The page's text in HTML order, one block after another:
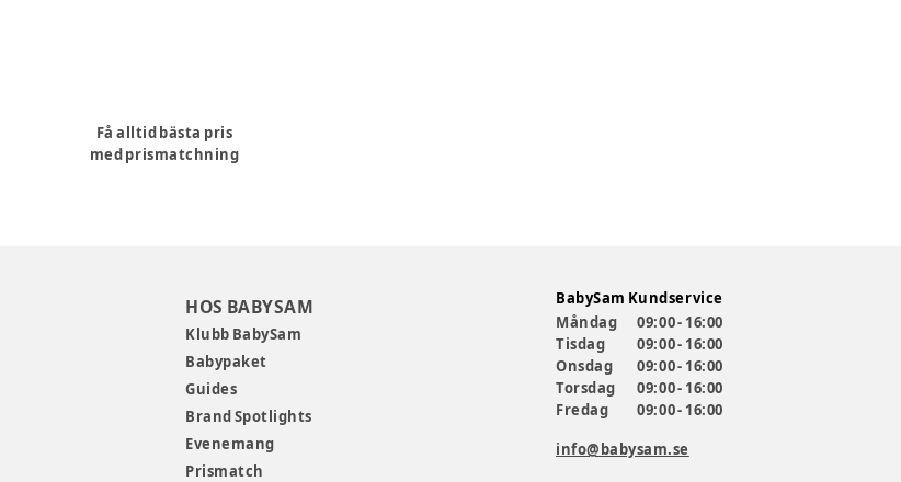
Få alltid bästa pris
med prismatchning
HOS BABYSAM
Klubb BabySam
Babypaket
Guides
Brand Spotlights
Evenemang
Prismatch
BabySam Kundservice
Måndag
09:00 - 16:00
Tisdag
09:00 - 16:00
Onsdag
09:00 - 16:00
Torsdag
09:00 - 16:00
Fredag
09:00 - 16:00
info@babysam.se